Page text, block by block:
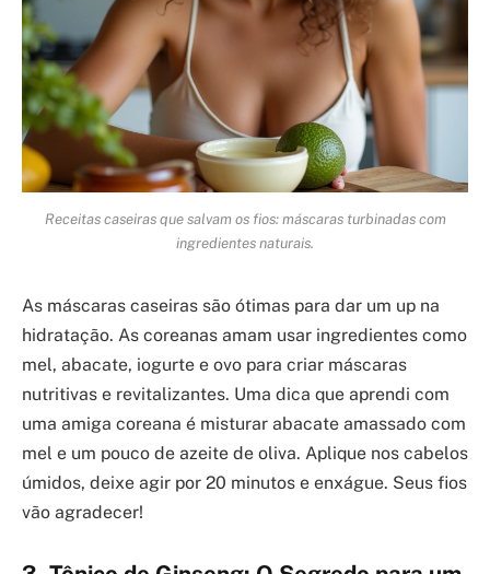
Receitas caseiras que salvam os fios: máscaras turbinadas com
ingredientes naturais.
As máscaras caseiras são ótimas para dar um up na
hidratação. As coreanas amam usar ingredientes como
mel, abacate, iogurte e ovo para criar máscaras
nutritivas e revitalizantes. Uma dica que aprendi com
uma amiga coreana é misturar abacate amassado com
mel e um pouco de azeite de oliva. Aplique nos cabelos
úmidos, deixe agir por 20 minutos e enxágue. Seus fios
vão agradecer!